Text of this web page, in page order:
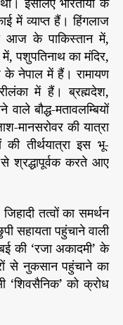
में व्याप्त हैं। हिंगलाज
आज के पाकिस्तान में,
पशुपतिनाथ का मंदिर,
नेपाल में हैं। रामायण
में हैं। ब्रह्मदेश,
बौद्ध-मतावलम्बियों
मानसरोवर की यात्रा
तीर्थयात्रा इस भू-
श्रद्धापूर्वक करते आए
तत्वों का समर्थन
सहायता पहुंचाने वाली
की ‘रजा अकादमी’ के
से नुकसान पहुंचाने का
‘शिवसैनिक’ को क्रोध